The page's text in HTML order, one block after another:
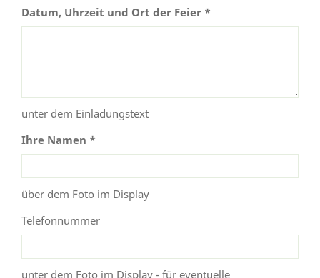
Datum, Uhrzeit und Ort der Feier *
unter dem Einladungstext
Ihre Namen *
über dem Foto im Display
Telefonnummer
unter dem Foto im Display - für eventuelle